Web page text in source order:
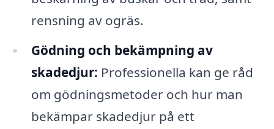
rensning av ogräs.
Gödning och bekämpning av
skadedjur: Professionella kan ge råd
om gödningsmetoder och hur man
bekämpar skadedjur på ett